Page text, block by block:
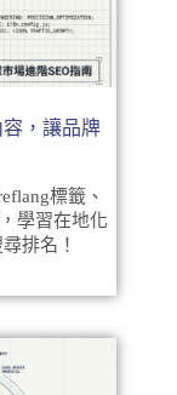
，讓品牌
標籤、
學習在地化
排名！